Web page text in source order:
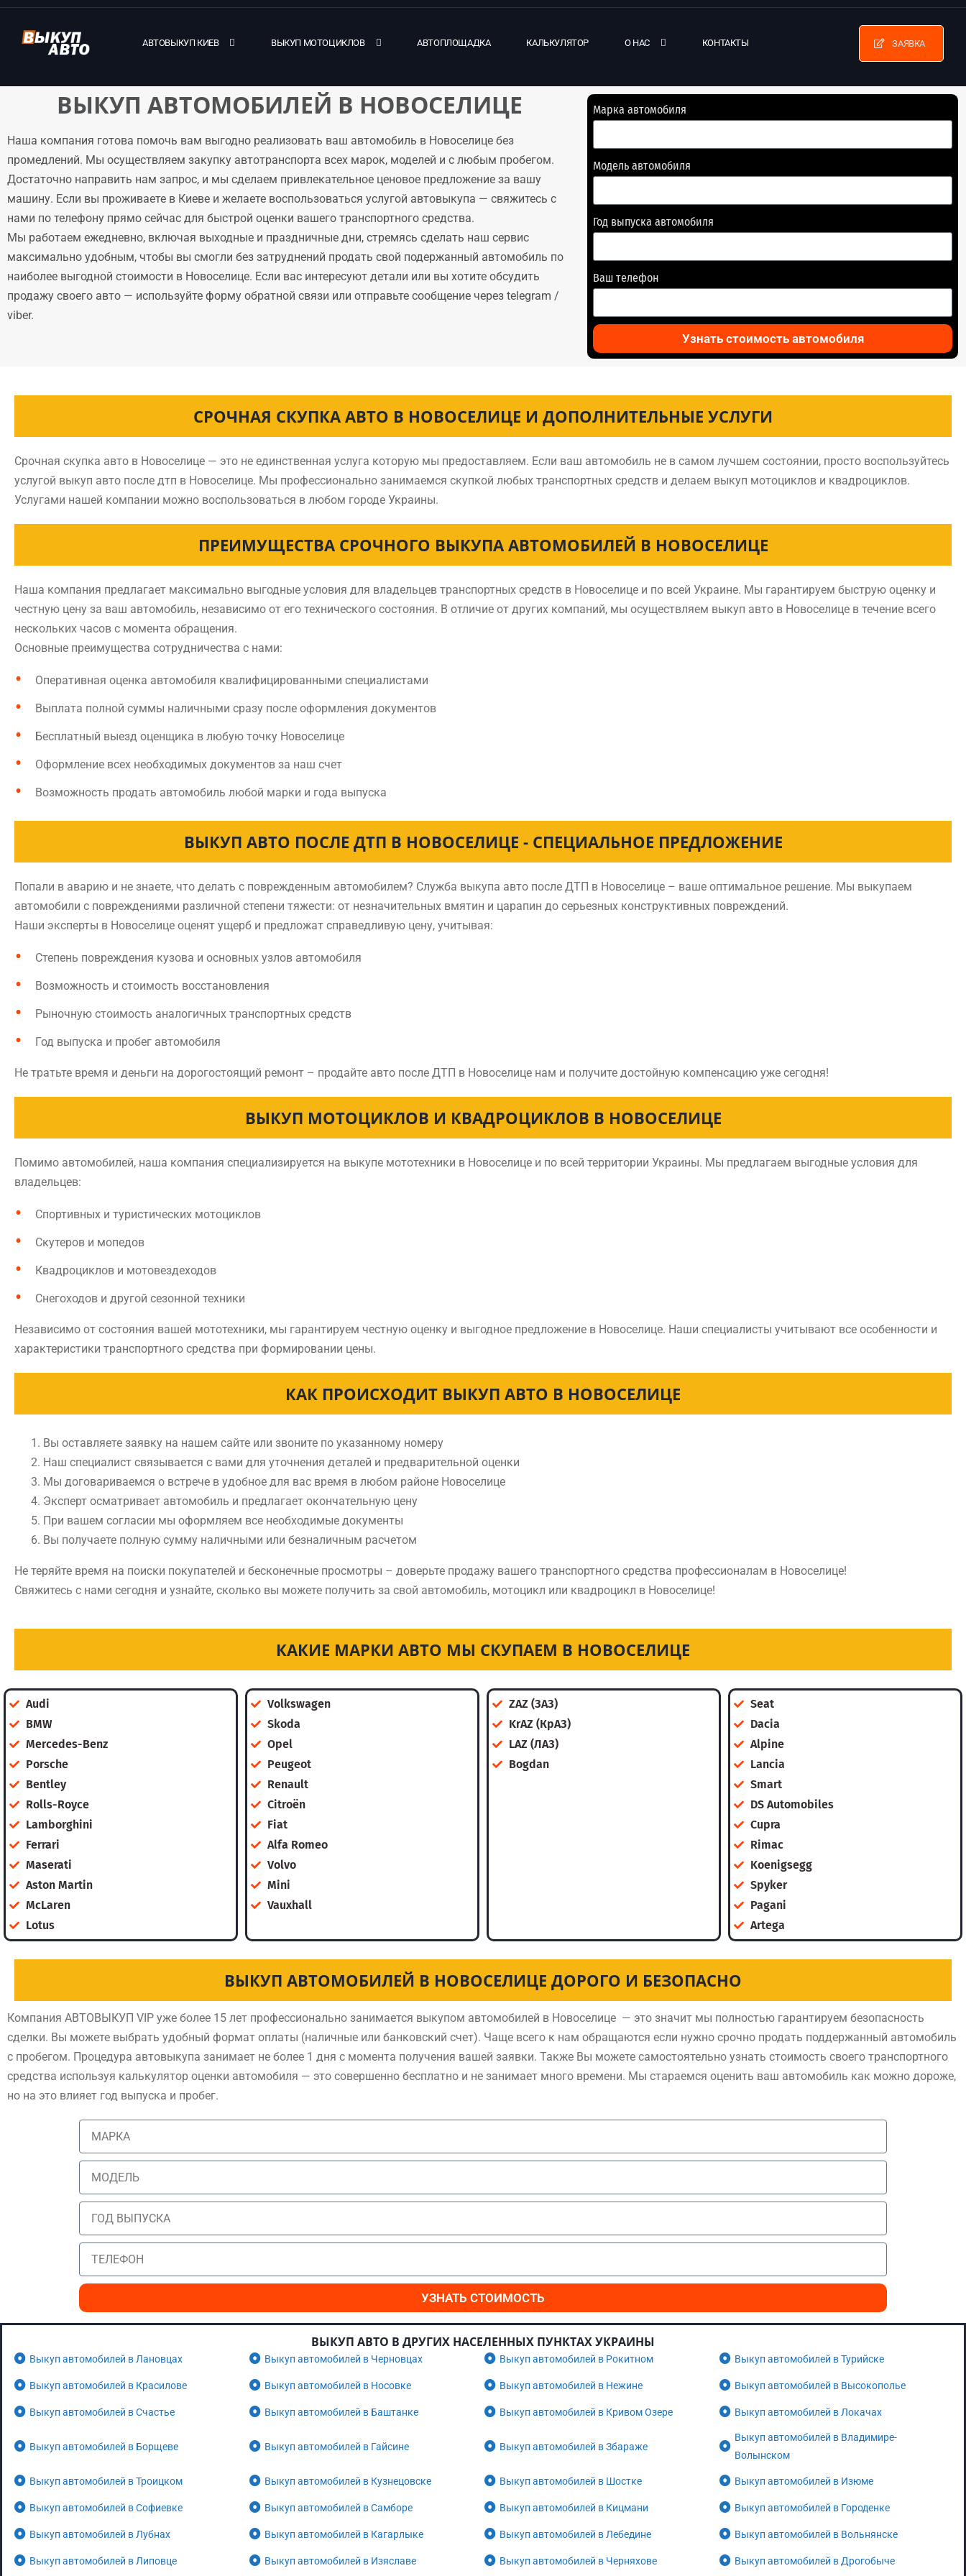
АВТОВЫКУП КИЕВ ВЫКУП МОТОЦИКЛОВ АВТОПЛОЩАДКА КАЛЬКУЛЯТОР О НАС КОНТАКТЫ ЗАЯВКА
ВЫКУП АВТОМОБИЛЕЙ В НОВОСЕЛИЦЕ
Наша компания готова помочь вам выгодно реализовать ваш автомобиль в Новоселице без
промедлений. Мы осуществляем закупку автотранспорта всех марок, моделей и с любым пробегом.
Достаточно направить нам запрос, и мы сделаем привлекательное ценовое предложение за вашу
машину. Если вы проживаете в Киеве и желаете воспользоваться услугой автовыкупа — свяжитесь с
нами по телефону прямо сейчас для быстрой оценки вашего транспортного средства.
Мы работаем ежедневно, включая выходные и праздничные дни, стремясь сделать наш сервис
максимально удобным, чтобы вы смогли без затруднений продать свой подержанный автомобиль по
наиболее выгодной стоимости в Новоселице. Если вас интересуют детали или вы хотите обсудить
продажу своего авто — используйте форму обратной связи или отправьте сообщение через telegram /
viber.
Марка автомобиля
Модель автомобиля
Год выпуска автомобиля
Ваш телефон
Узнать стоимость автомобиля
СРОЧНАЯ СКУПКА АВТО В НОВОСЕЛИЦЕ И ДОПОЛНИТЕЛЬНЫЕ УСЛУГИ
Срочная скупка авто в Новоселице — это не единственная услуга которую мы предоставляем. Если ваш автомобиль не в самом лучшем состоянии, просто воспользуйтесь
услугой выкуп авто после дтп в Новоселице. Мы профессионально занимаемся скупкой любых транспортных средств и делаем выкуп мотоциклов и квадроциклов.
Услугами нашей компании можно воспользоваться в любом городе Украины.
ПРЕИМУЩЕСТВА СРОЧНОГО ВЫКУПА АВТОМОБИЛЕЙ В НОВОСЕЛИЦЕ
Наша компания предлагает максимально выгодные условия для владельцев транспортных средств в Новоселице и по всей Украине. Мы гарантируем быструю оценку и
честную цену за ваш автомобиль, независимо от его технического состояния. В отличие от других компаний, мы осуществляем выкуп авто в Новоселице в течение всего
нескольких часов с момента обращения.
Основные преимущества сотрудничества с нами:
Оперативная оценка автомобиля квалифицированными специалистами
Выплата полной суммы наличными сразу после оформления документов
Бесплатный выезд оценщика в любую точку Новоселице
Оформление всех необходимых документов за наш счет
Возможность продать автомобиль любой марки и года выпуска
ВЫКУП АВТО ПОСЛЕ ДТП В НОВОСЕЛИЦЕ - СПЕЦИАЛЬНОЕ ПРЕДЛОЖЕНИЕ
Попали в аварию и не знаете, что делать с поврежденным автомобилем? Служба выкупа авто после ДТП в Новоселице – ваше оптимальное решение. Мы выкупаем
автомобили с повреждениями различной степени тяжести: от незначительных вмятин и царапин до серьезных конструктивных повреждений.
Наши эксперты в Новоселице оценят ущерб и предложат справедливую цену, учитывая:
Степень повреждения кузова и основных узлов автомобиля
Возможность и стоимость восстановления
Рыночную стоимость аналогичных транспортных средств
Год выпуска и пробег автомобиля
Не тратьте время и деньги на дорогостоящий ремонт – продайте авто после ДТП в Новоселице нам и получите достойную компенсацию уже сегодня!
ВЫКУП МОТОЦИКЛОВ И КВАДРОЦИКЛОВ В НОВОСЕЛИЦЕ
Помимо автомобилей, наша компания специализируется на выкупе мототехники в Новоселице и по всей территории Украины. Мы предлагаем выгодные условия для
владельцев:
Спортивных и туристических мотоциклов
Скутеров и мопедов
Квадроциклов и мотовездеходов
Снегоходов и другой сезонной техники
Независимо от состояния вашей мототехники, мы гарантируем честную оценку и выгодное предложение в Новоселице. Наши специалисты учитывают все особенности и
характеристики транспортного средства при формировании цены.
КАК ПРОИСХОДИТ ВЫКУП АВТО В НОВОСЕЛИЦЕ
Вы оставляете заявку на нашем сайте или звоните по указанному номеру
Наш специалист связывается с вами для уточнения деталей и предварительной оценки
Мы договариваемся о встрече в удобное для вас время в любом районе Новоселице
Эксперт осматривает автомобиль и предлагает окончательную цену
При вашем согласии мы оформляем все необходимые документы
Вы получаете полную сумму наличными или безналичным расчетом
Не теряйте время на поиски покупателей и бесконечные просмотры – доверьте продажу вашего транспортного средства профессионалам в Новоселице!
Свяжитесь с нами сегодня и узнайте, сколько вы можете получить за свой автомобиль, мотоцикл или квадроцикл в Новоселице!
КАКИЕ МАРКИ АВТО МЫ СКУПАЕМ В НОВОСЕЛИЦЕ
Audi
BMW
Mercedes-Benz
Porsche
Bentley
Rolls-Royce
Lamborghini
Ferrari
Maserati
Aston Martin
McLaren
Lotus
Volkswagen
Skoda
Opel
Peugeot
Renault
Citroën
Fiat
Alfa Romeo
Volvo
Mini
Vauxhall
ZAZ (ЗАЗ)
KrAZ (КрАЗ)
LAZ (ЛАЗ)
Bogdan
Seat
Dacia
Alpine
Lancia
Smart
DS Automobiles
Cupra
Rimac
Koenigsegg
Spyker
Pagani
Artega
ВЫКУП АВТОМОБИЛЕЙ В НОВОСЕЛИЦЕ ДОРОГО И БЕЗОПАСНО
Компания АВТОВЫКУП VIP уже более 15 лет профессионально занимается выкупом автомобилей в Новоселице — это значит мы полностью гарантируем безопасность
сделки. Вы можете выбрать удобный формат оплаты (наличные или банковский счет). Чаще всего к нам обращаются если нужно срочно продать поддержанный автомобиль
с пробегом. Процедура автовыкупа занимает не более 1 дня с момента получения вашей заявки. Также Вы можете самостоятельно узнать стоимость своего транспортного
средства используя калькулятор оценки автомобиля — это совершенно бесплатно и не занимает много времени. Мы стараемся оценить ваш автомобиль как можно дороже,
но на это влияет год выпуска и пробег.
УЗНАТЬ СТОИМОСТЬ
ВЫКУП АВТО В ДРУГИХ НАСЕЛЕННЫХ ПУНКТАХ УКРАИНЫ
Выкуп автомобилей в Лановцах Выкуп автомобилей в Черновцах Выкуп автомобилей в Рокитном Выкуп автомобилей в Турийске
Выкуп автомобилей в Красилове Выкуп автомобилей в Носовке Выкуп автомобилей в Нежине Выкуп автомобилей в Высокополье
Выкуп автомобилей в Счастье Выкуп автомобилей в Баштанке Выкуп автомобилей в Кривом Озере Выкуп автомобилей в Локачах
Выкуп автомобилей в Борщеве Выкуп автомобилей в Гайсине Выкуп автомобилей в Збараже
Выкуп автомобилей в Владимире-
Волынском
Выкуп автомобилей в Троицком Выкуп автомобилей в Кузнецовске Выкуп автомобилей в Шостке Выкуп автомобилей в Изюме
Выкуп автомобилей в Софиевке Выкуп автомобилей в Самборе Выкуп автомобилей в Кицмани Выкуп автомобилей в Городенке
Выкуп автомобилей в Лубнах Выкуп автомобилей в Кагарлыке Выкуп автомобилей в Лебедине Выкуп автомобилей в Вольнянске
Выкуп автомобилей в Липовце Выкуп автомобилей в Изяславе Выкуп автомобилей в Черняхове Выкуп автомобилей в Дрогобыче